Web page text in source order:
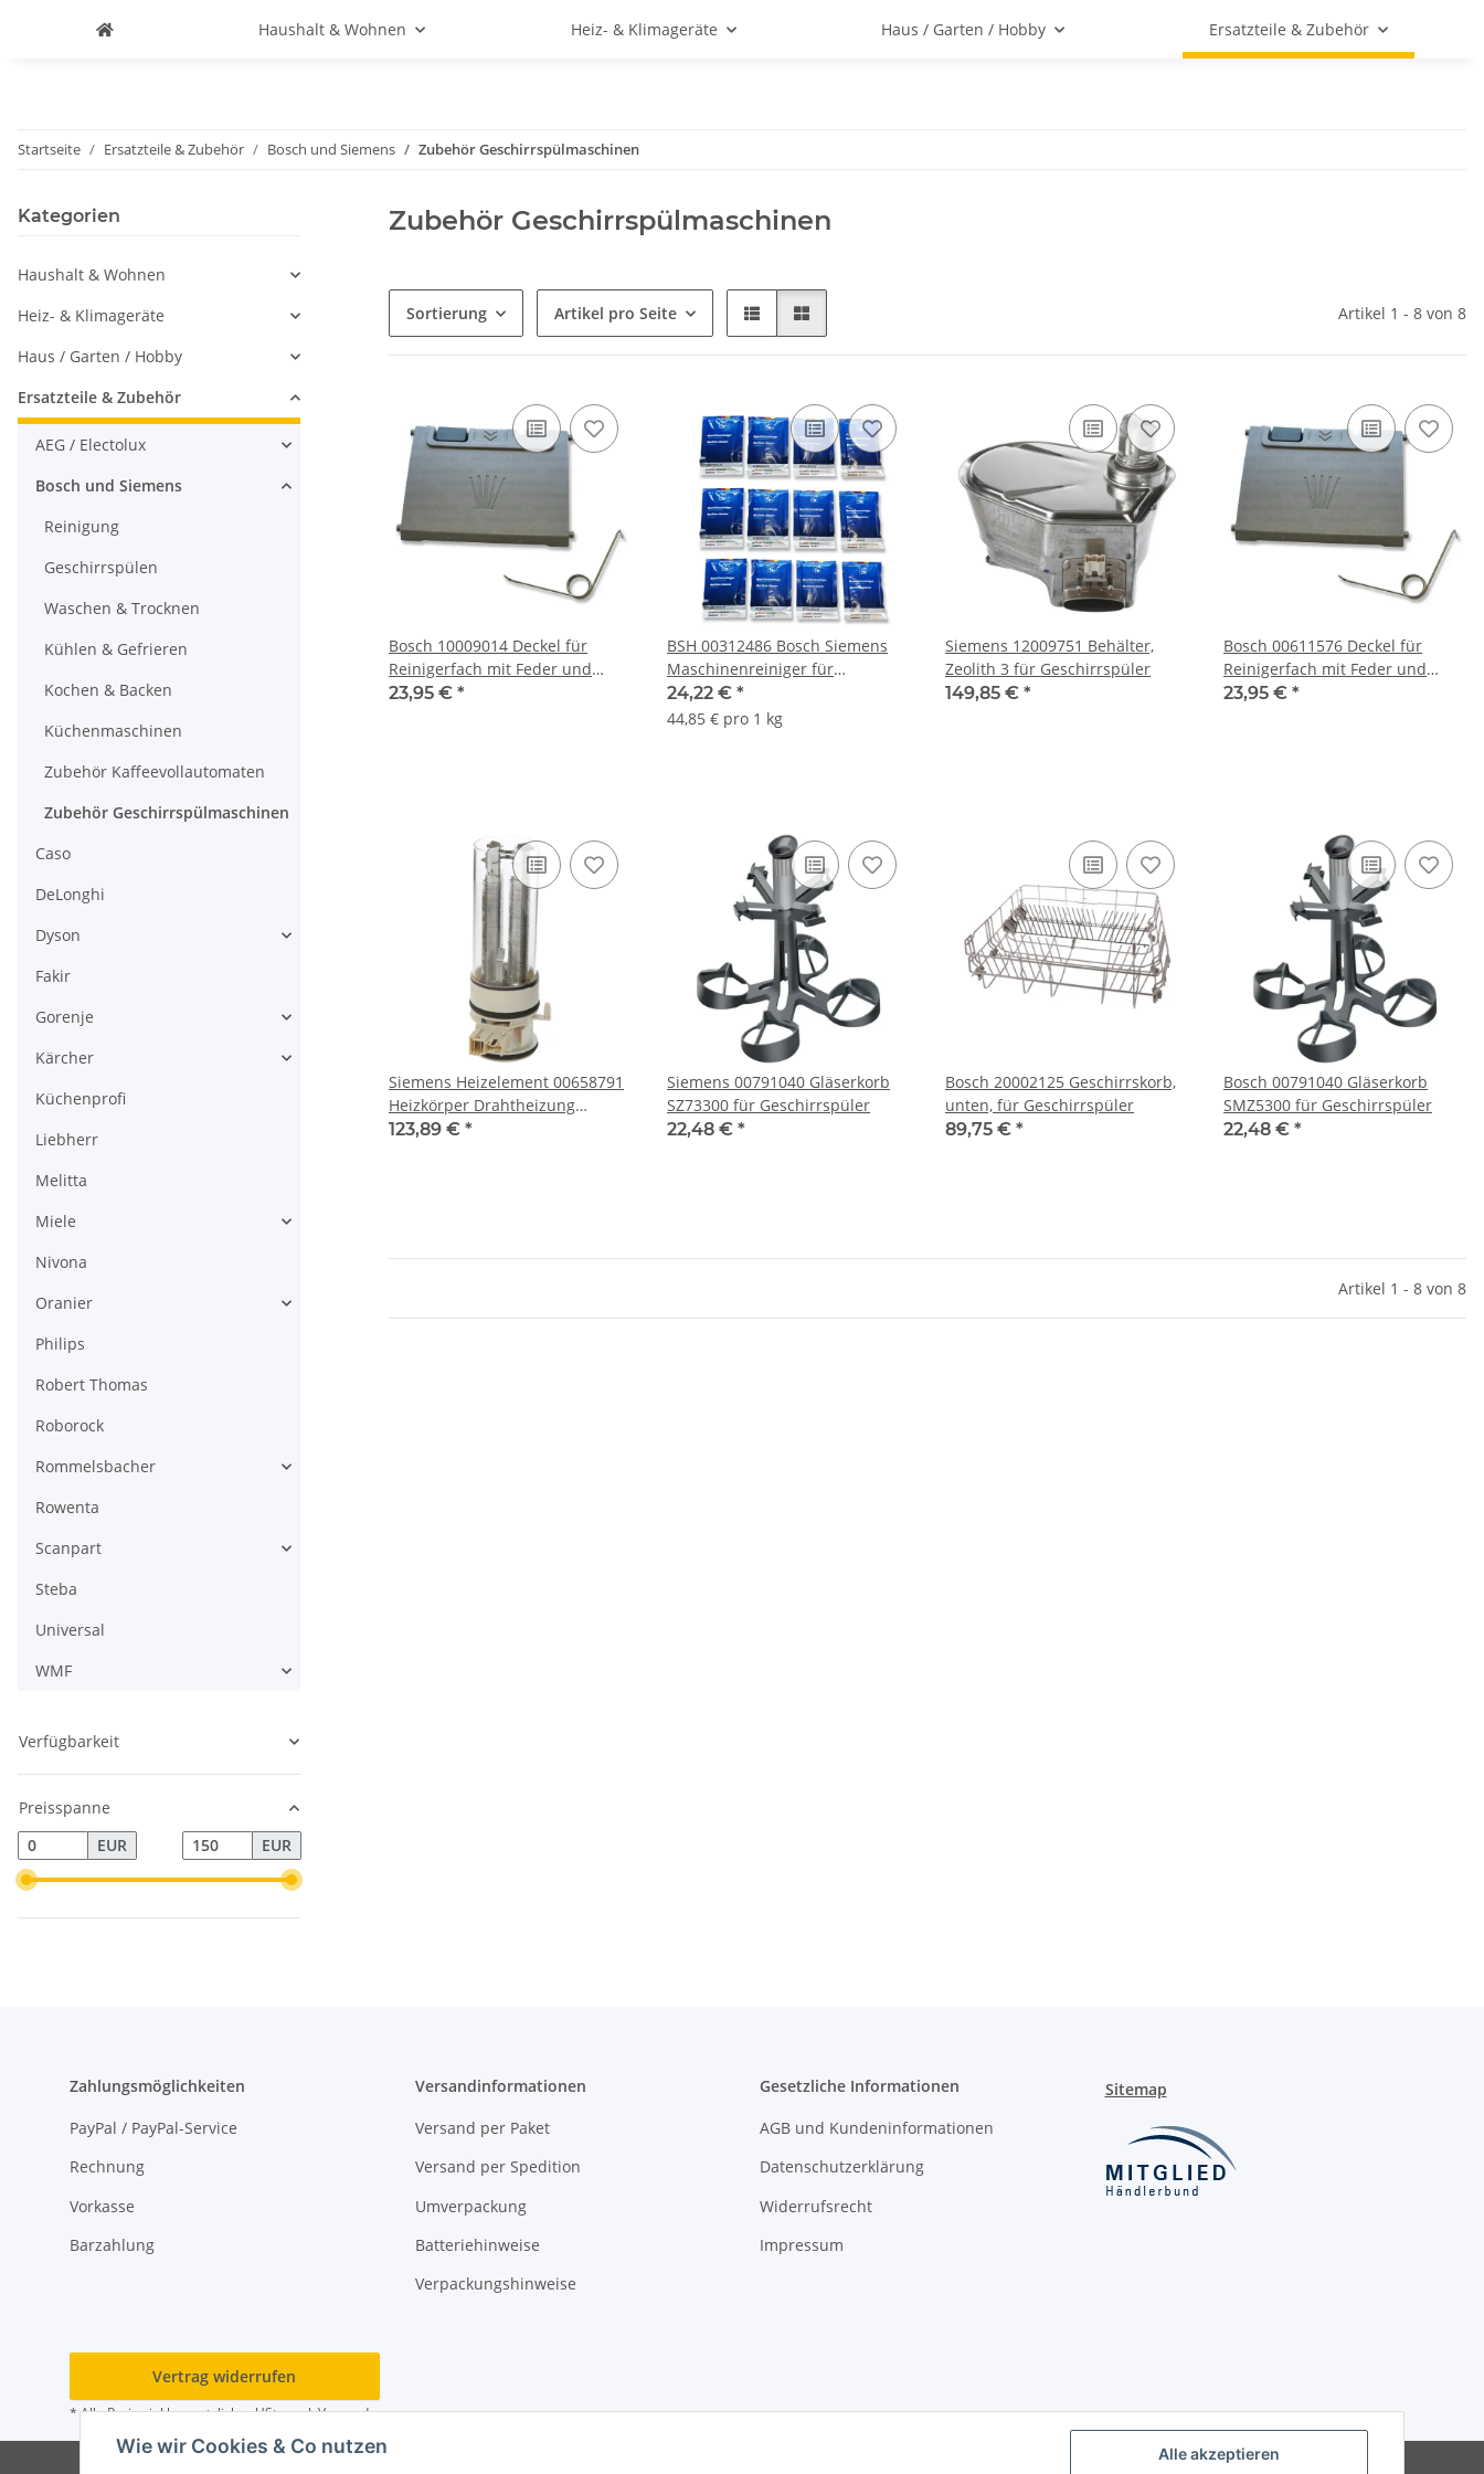
Alle akzeptieren
Wie wir Cookies & Co nutzen
Haushalt & Wohnen Heiz- & Klimageräte Haus / Garten / Hobby Ersatzteile & Zubehör
Startseite Ersatzteile & Zubehör Bosch und Siemens Zubehör Geschirrspülmaschinen
Zubehör Geschirrspülmaschinen
Sortierung Artikel pro Seite Artikel 1 - 8 von 8
Bosch 10009014 Deckel für
Reinigerfach mit Feder und
Dichtung
23,95 € *
BSH 00312486 Bosch Siemens
Maschinenreiniger für
Geschirrspülmaschinen, 3er
Packung (12 × 45 g)
24,22 € *
44,85 € pro 1 kg
Siemens 12009751 Behälter,
Zeolith 3 für Geschirrspüler
149,85 € *
Bosch 00611576 Deckel für
Reinigerfach mit Feder und
Dichtung
23,95 € *
Siemens Heizelement 00658791
Heizkörper Drahtheizung
123,89 € *
Siemens 00791040 Gläserkorb
SZ73300 für Geschirrspüler
22,48 € *
Bosch 20002125 Geschirrskorb,
unten, für Geschirrspüler
89,75 € *
Bosch 00791040 Gläserkorb
SMZ5300 für Geschirrspüler
22,48 € *
Artikel 1 - 8 von 8
Kategorien
Haushalt & Wohnen
Heiz- & Klimageräte
Haus / Garten / Hobby
Ersatzteile & Zubehör
AEG / Electolux
Bosch und Siemens
Reinigung
Geschirrspülen
Waschen & Trocknen
Kühlen & Gefrieren
Kochen & Backen
Küchenmaschinen
Zubehör Kaffeevollautomaten
Zubehör Geschirrspülmaschinen
Caso
DeLonghi
Dyson
Fakir
Gorenje
Kärcher
Küchenprofi
Liebherr
Melitta
Miele
Nivona
Oranier
Philips
Robert Thomas
Roborock
Rommelsbacher
Rowenta
Scanpart
Steba
Universal
WMF
Verfügbarkeit
Preisspanne
EUR
EUR
Zahlungsmöglichkeiten
PayPal / PayPal-Service
Rechnung
Vorkasse
Barzahlung
Versandinformationen
Versand per Paket
Versand per Spedition
Umverpackung
Batteriehinweise
Verpackungshinweise
Gesetzliche Informationen
AGB und Kundeninformationen
Datenschutzerklärung
Widerrufsrecht
Impressum
Sitemap
Vertrag widerrufen
* Alle Preise inkl. gesetzlicher USt., zzgl.Versand